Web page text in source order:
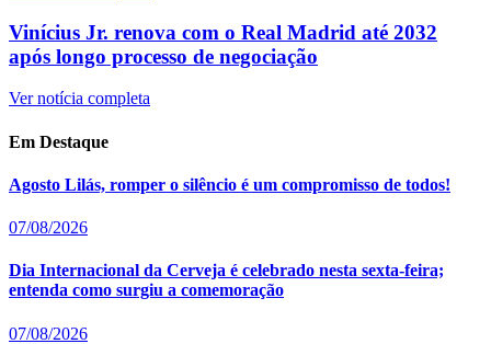
Vinícius Jr. renova com o Real Madrid até 2032
após longo processo de negociação
Ver notícia completa
Em Destaque
Agosto Lilás, romper o silêncio é um compromisso de todos!
07/08/2026
Dia Internacional da Cerveja é celebrado nesta sexta-feira;
entenda como surgiu a comemoração
07/08/2026